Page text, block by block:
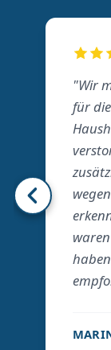
"Wir
für